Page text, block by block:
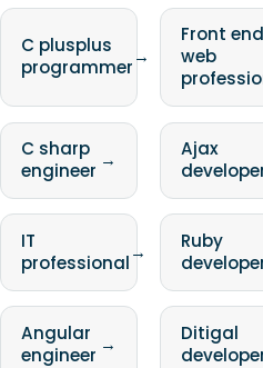
C plusplus
programmer→
Front end
web
C sharp
engineer →
Ajax
IT
professional→
Ruby
Angular
engineer →
Ditigal